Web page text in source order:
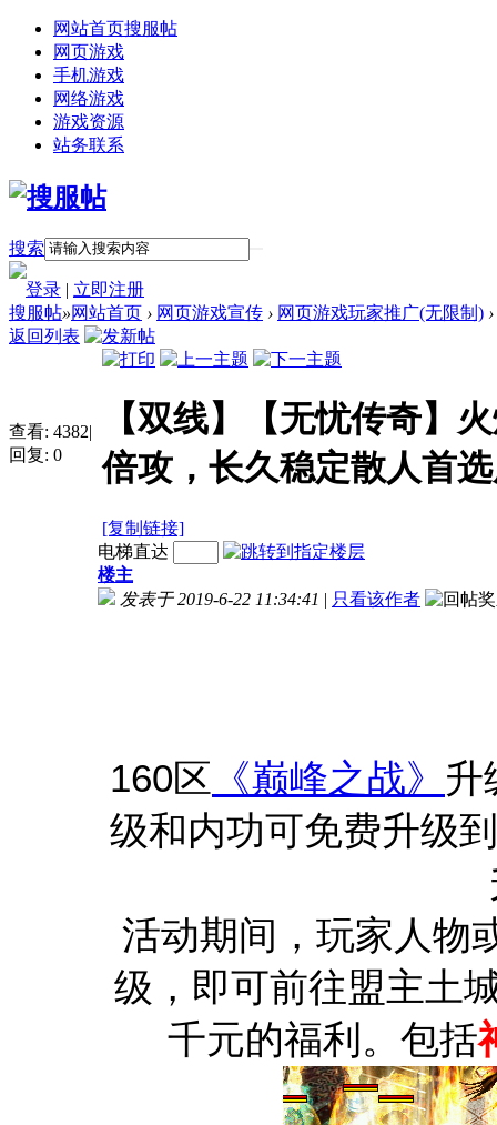
网站首页搜服帖
网页游戏
手机游戏
网络游戏
游戏资源
站务联系
搜索
登录 | 立即注册
搜服帖»网站首页 › 网页游戏宣传 › 网页游戏玩家推广(无限制) ›
返回列表
查看: 4382|
回复: 0
【双线】【无忧传奇】
倍攻，长久稳定散人首
[复制链接]
电梯直达
楼主
发表于 2019-6-22 11:34:41 | 只看该作者
160区 《巅峰之战》 升
级和内功可免费升级
活动期间，玩家人物
级，即可前往盟主土
千元的福利。包括